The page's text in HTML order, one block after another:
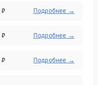
₽ Подробнее →
₽ Подробнее →
₽ Подробнее →